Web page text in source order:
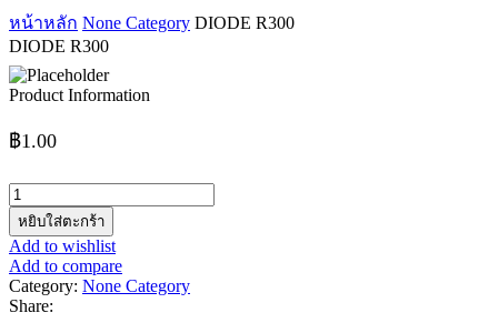
หน้าหลัก None Category DIODE R300
DIODE R300
Product Information
฿1.00
จำนวน
DIODE
R300
ชิ้น
หยิบใส่ตะกร้า
Add to wishlist
Add to compare
Category: None Category
Share: